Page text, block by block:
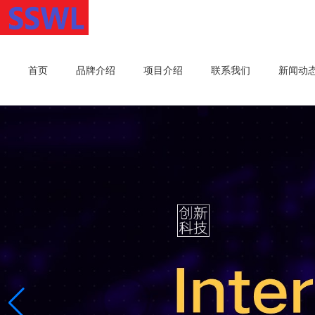
首页 品牌介绍 项目介绍 联系我们 新闻动